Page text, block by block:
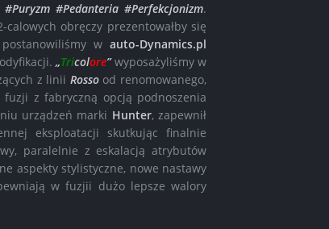
#Puryzm #Pedanteria #Perfekcjonizm.
obręczy prezentowałby się
w auto-Dynamics.pl
„Tricolore”wyposażyliśmy w
z linii Rossood renomowanego,
z fabryczną opcją podnoszenia
urządzeń marki Hunter, zapewnił
eksploatacji skutkując finalnie
paralelnie z eskalacją atrybutów
aspekty stylistyczne, nowe nastawy
w fuzjii dużo lepsze walory